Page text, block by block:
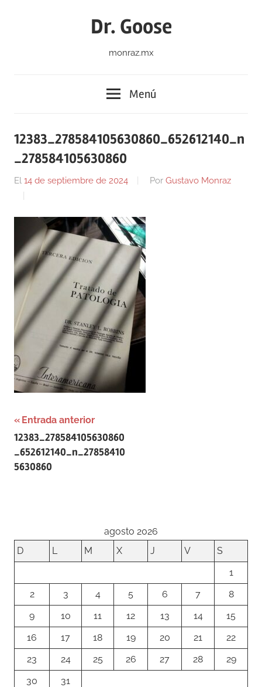
Dr. Goose
monraz.mx
Menú
12383_278584105630860_652612140_n
_278584105630860
El 14 de septiembre de 2024 Por Gustavo Monraz
Navegación
de
entradas
Entrada anterior
12383_278584105630860
_652612140_n_27858410
5630860
agosto 2026
D
L M X J V
S
1
2
3 4 5 6 7
8
9
10 11 12 13 14
15
16
17 18 19 20 21
22
23
24 25 26 27 28
29
30
31